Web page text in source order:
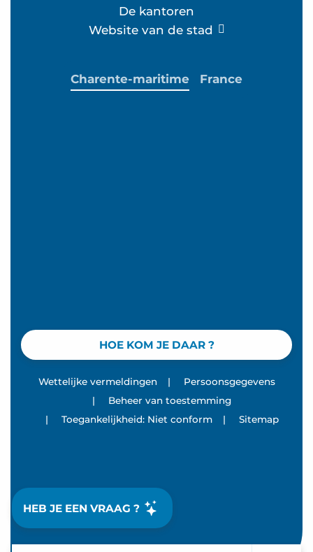
HEB JE EEN VRAAG ?
De kantoren
Website van de stad
HOE KOM JE DAAR ?
Charente-maritime France
Wettelijke vermeldingen |
Persoonsgegevens
|
Beheer van toestemming
|
Toegankelijkheid: Niet conform | Sitemap